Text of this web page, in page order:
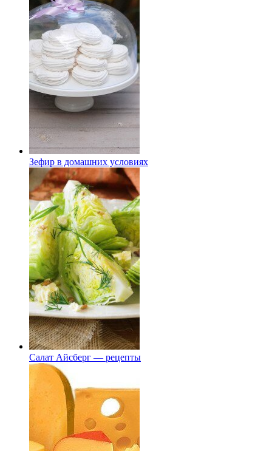
Зефир в домашних условиях
Салат Айсберг — рецепты